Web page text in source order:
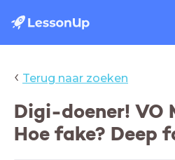
‹ Terug naar zoeken
Digi-doener! VO
Hoe fake? Deep